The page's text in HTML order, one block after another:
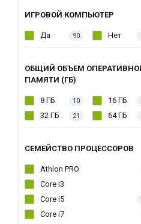
ИГРОВОЙ КОМПЬЮТЕР
Да 90 Нет
ОБЩИЙ ОБЪЕМ
ПАМЯТИ (ГБ)
8 ГБ 10 16 ГБ
32 ГБ 21 64 ГБ
СЕМЕЙСТВО ПРОЦЕССОРОВ
Athlon PRO
Core i3
Core i5
Core i7